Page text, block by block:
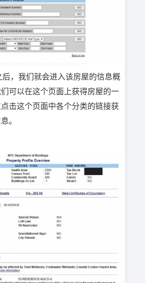
后，我们就会进入该房屋的信息概
可以在这个页面上获得房屋的一
击这个页面中各个分类的链接获
。